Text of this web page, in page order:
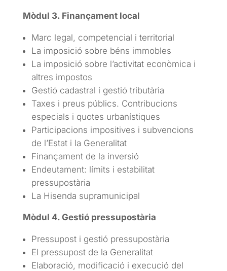
Mòdul 3. Finançament local
Marc legal, competencial i territorial
La imposició sobre béns immobles
La imposició sobre l’activitat econòmica i
altres impostos
Gestió cadastral i gestió tributària
Taxes i preus públics. Contribucions
especials i quotes urbanístiques
Participacions impositives i subvencions
de l’Estat i la Generalitat
Finançament de la inversió
Endeutament: límits i estabilitat
pressupostària
La Hisenda supramunicipal
Mòdul 4. Gestió pressupostària
Pressupost i gestió pressupostària
El pressupost de la Generalitat
Elaboració, modificació i execució del